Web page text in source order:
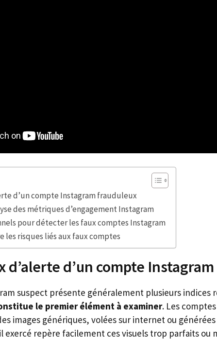
d’un compte Instagram frauduleux
des métriques d’engagement Instagram
pour détecter les faux comptes Instagram
les risques liés aux faux comptes
d’alerte d’un compte
suspect présente généralement plusieurs indices
le premier élément à examiner. Les
images génériques, volées sur internet ou
repère facilement ces visuels trop parfaits ou